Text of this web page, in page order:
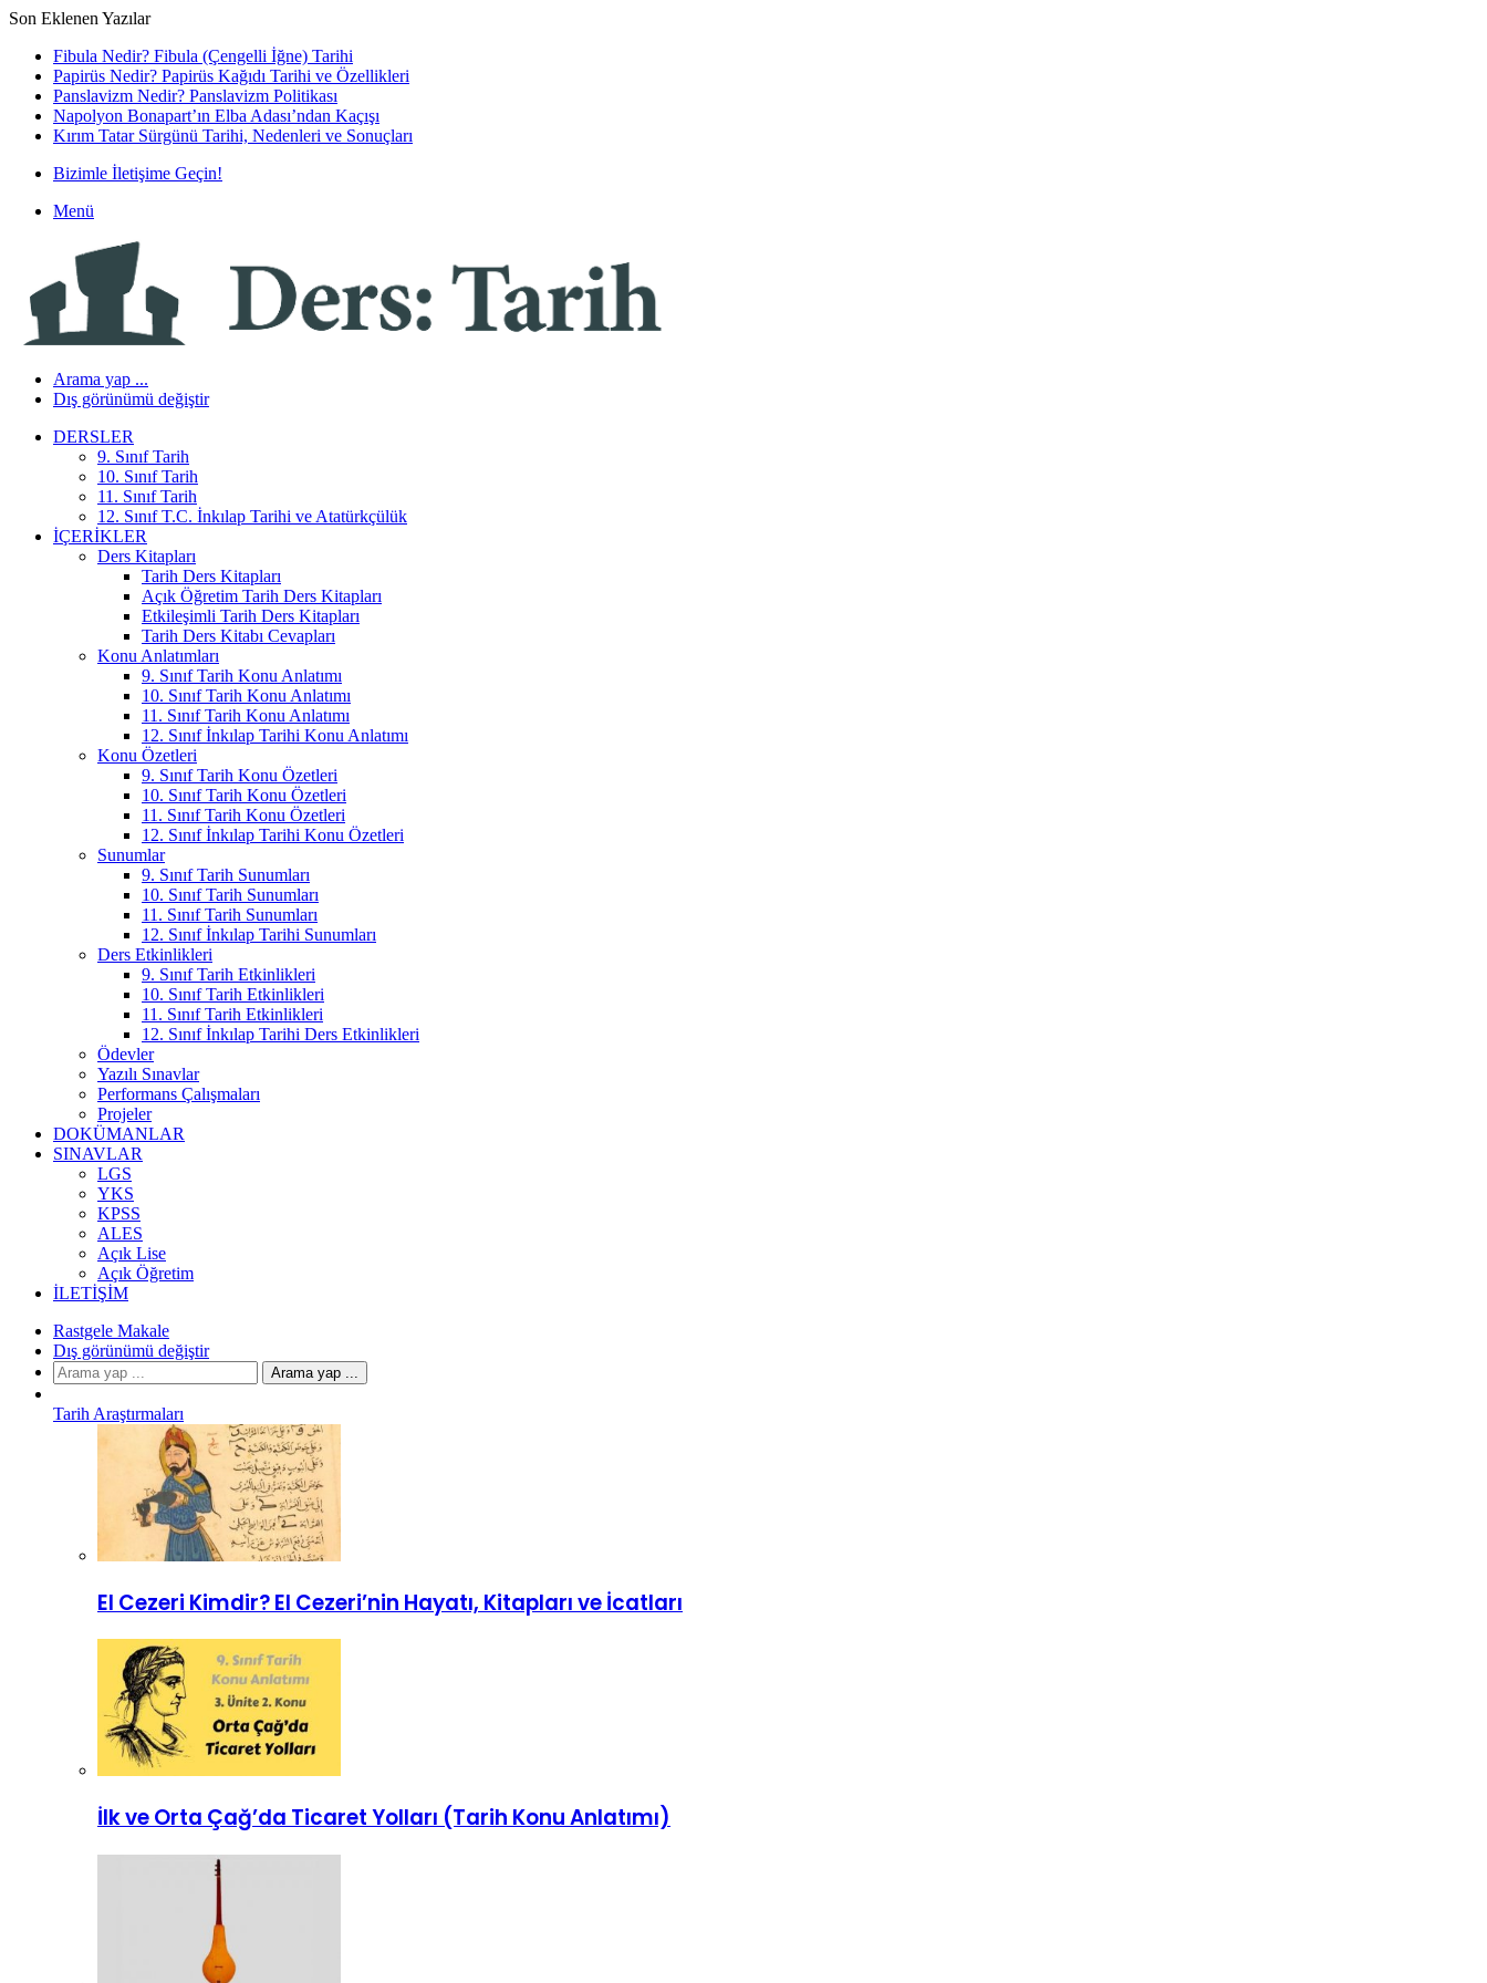
Son Eklenen Yazılar
Fibula Nedir? Fibula (Çengelli İğne) Tarihi
Papirüs Nedir? Papirüs Kağıdı Tarihi ve Özellikleri
Panslavizm Nedir? Panslavizm Politikası
Napolyon Bonapart’ın Elba Adası’ndan Kaçışı
Kırım Tatar Sürgünü Tarihi, Nedenleri ve Sonuçları
Bizimle İletişime Geçin!
Menü
Arama yap ...
Dış görünümü değiştir
DERSLER
9. Sınıf Tarih
10. Sınıf Tarih
11. Sınıf Tarih
12. Sınıf T.C. İnkılap Tarihi ve Atatürkçülük
İÇERIKLER
Ders Kitapları
Tarih Ders Kitapları
Açık Öğretim Tarih Ders Kitapları
Etkileşimli Tarih Ders Kitapları
Tarih Ders Kitabı Cevapları
Konu Anlatımları
9. Sınıf Tarih Konu Anlatımı
10. Sınıf Tarih Konu Anlatımı
11. Sınıf Tarih Konu Anlatımı
12. Sınıf İnkılap Tarihi Konu Anlatımı
Konu Özetleri
9. Sınıf Tarih Konu Özetleri
10. Sınıf Tarih Konu Özetleri
11. Sınıf Tarih Konu Özetleri
12. Sınıf İnkılap Tarihi Konu Özetleri
Sunumlar
9. Sınıf Tarih Sunumları
10. Sınıf Tarih Sunumları
11. Sınıf Tarih Sunumları
12. Sınıf İnkılap Tarihi Sunumları
Ders Etkinlikleri
9. Sınıf Tarih Etkinlikleri
10. Sınıf Tarih Etkinlikleri
11. Sınıf Tarih Etkinlikleri
12. Sınıf İnkılap Tarihi Ders Etkinlikleri
Ödevler
Yazılı Sınavlar
Performans Çalışmaları
Projeler
DOKÜMANLAR
SINAVLAR
LGS
YKS
KPSS
ALES
Açık Lise
Açık Öğretim
İLETIŞIM
Rastgele Makale
Dış görünümü değiştir
Arama yap ...
Tarih Araştırmaları
El Cezeri Kimdir? El Cezeri’nin Hayatı, Kitapları ve İcatları
İlk ve Orta Çağ’da Ticaret Yolları (Tarih Konu Anlatımı)